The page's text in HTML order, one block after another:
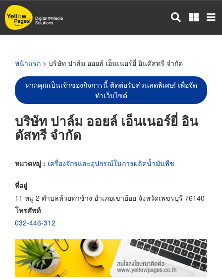
ข้าม
ไป
หน้าแรก > บริษัท ปาล์ม ออยล์ เอ็นเนอร์ยี่ อินดัสทรี จำกัด
หากคุณเป็นเจ้าของกิจการนี้ ติดต่อรับส่วนลดพิเศษ! เพื่อจัด
ทำเว็บไซต์
บริษัท ปาล์ม ออยล์ เอ็นเนอร์ยี่ อิน
ดัสทรี จำกัด
หมวดหมู่ : เครื่องจักรและอุปกรณ์ในการผลิตน้ำมันพืช
ที่อยู่
11 หมู่ 2 ตำบลห้วยท่าช้าง อำเภอเขาย้อย จังหวัดเพชรบุรี 76140
โทรศัพท์
032-446-312